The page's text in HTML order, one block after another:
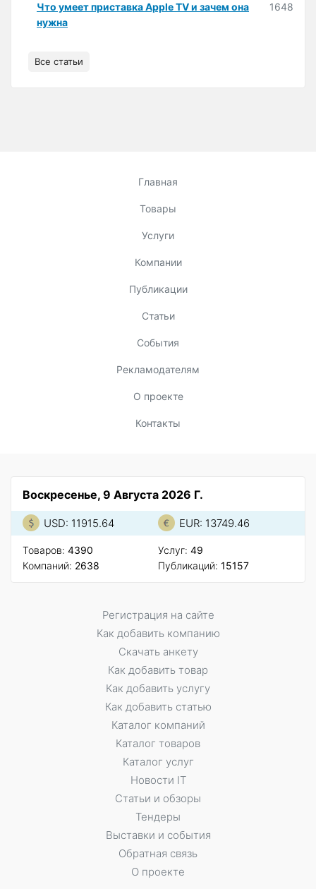
Что умеет приставка Apple TV и зачем она
нужна
1648
Все статьи
Главная
Товары
Услуги
Компании
Публикации
Статьи
События
Рекламодателям
О проекте
Контакты
Воскресенье, 9 Августа 2026 Г.
USD: 11915.64 EUR: 13749.46
Товаров: 4390
Компаний: 2638
Услуг: 49
Публикаций: 15157
Регистрация на сайте
Как добавить компанию
Скачать анкету
Как добавить товар
Как добавить услугу
Как добавить статью
Каталог компаний
Каталог товаров
Каталог услуг
Новости IT
Статьи и обзоры
Тендеры
Выставки и события
Обратная связь
О проекте